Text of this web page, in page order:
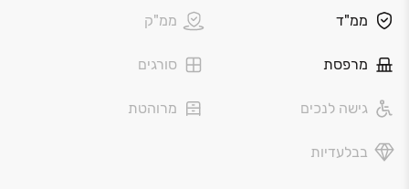
ונוח לדירת החלומות הבאה שלכם
ממ"ד ממ"ק
מרפסת סורגים
גישה לנכים מרוהטת
בבלעדיות